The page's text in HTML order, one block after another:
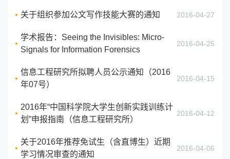
关于组织参加公文写作技能大赛的通知 2016-04-27
学术报告：Seeing the Invisibles: Micro-
Signals for Information Forensics
2016-04-25
信息工程研究所拟聘人员公示通知（2016
年07号）
2016-04-15
2016年“中国科学院大学生创新实践训练计
划”申报指南（信息工程研究所）
2016-04-12
关于2016年推荐免试生（含直博生）近期
学习情况审查的通知
2016-04-06